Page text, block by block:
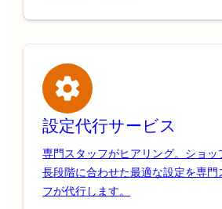
設定代行サービス
専門スタッフがヒアリング。ショッ
長段階に合わせた最適な設定を専門
フが代行します。